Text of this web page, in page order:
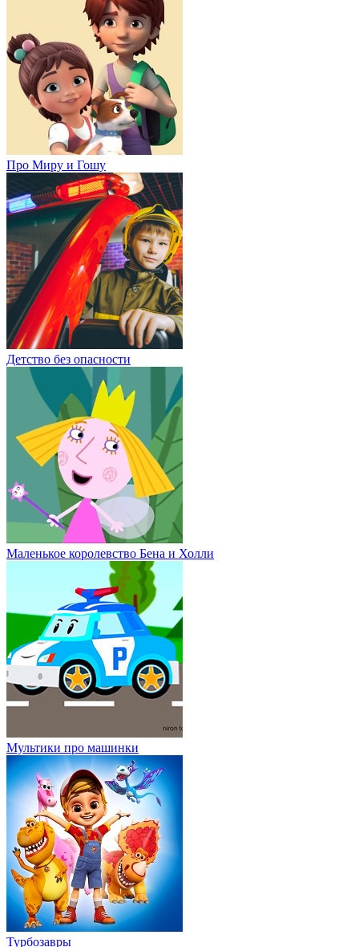
Про Миру и Гошу
Детство без опасности
Маленькое королевство Бена и Холли
Мультики про машинки
Турбозавры